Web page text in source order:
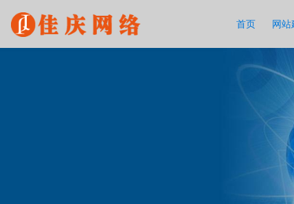
首页 网站